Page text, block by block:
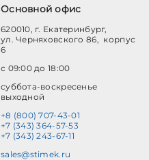
Основной офис
620010, г. Екатеринбург,
ул. Черняховского 86, корпус
6
с 09:00 до 18:00
суббота-воскресенье
выходной
+8 (800) 707-43-01
+7 (343) 364-57-53
+7 (343) 243-67-11
sales@stimek.ru